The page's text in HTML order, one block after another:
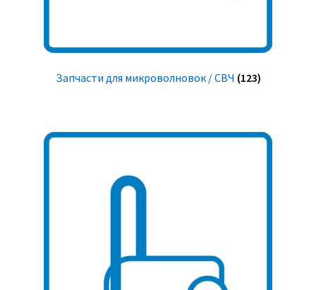
Запчасти для микроволновок / СВЧ (123)